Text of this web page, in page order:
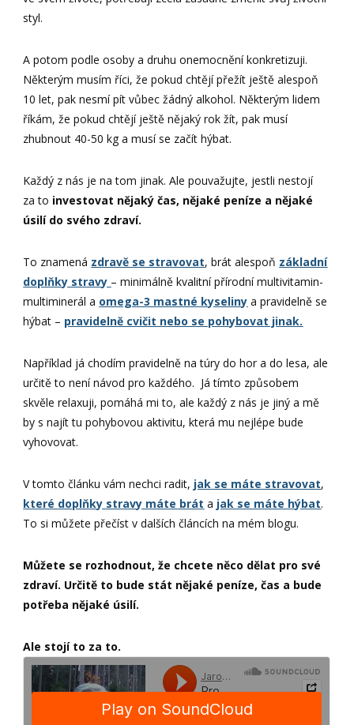
styl.
A potom podle osoby a druhu onemocnění konkretizuji.
Některým musím říci, že pokud chtějí přežít ještě alespoň
10 let, pak nesmí pít vůbec žádný alkohol. Některým lidem
říkám, že pokud chtějí ještě nějaký rok žít, pak musí
zhubnout 40-50 kg a musí se začít hýbat.
Každý z nás je na tom jinak. Ale pouvažujte, jestli nestojí
za to investovat nějaký čas, nějaké peníze a nějaké
úsilí do svého zdraví.
To znamená zdravě se stravovat, brát alespoň základní
doplňky stravy – minimálně kvalitní přírodní multivitamin-
multiminerál a omega-3 mastné kyseliny a pravidelně se
hýbat – pravidelně cvičit nebo se pohybovat jinak.
Například já chodím pravidelně na túry do hor a do lesa, ale
určitě to není návod pro každého. Já tímto způsobem
skvěle relaxuji, pomáhá mi to, ale každý z nás je jiný a mě
by s najít tu pohybovou aktivitu, která mu nejlépe bude
vyhovovat.
V tomto článku vám nechci radit, jak se máte stravovat,
které doplňky stravy máte brát a jak se máte hýbat.
To si můžete přečíst v dalších článcích na mém blogu.
Můžete se rozhodnout, že chcete něco dělat pro své
zdraví. Určitě to bude stát nějaké peníze, čas a bude
potřeba nějaké úsilí.
Ale stojí to za to.